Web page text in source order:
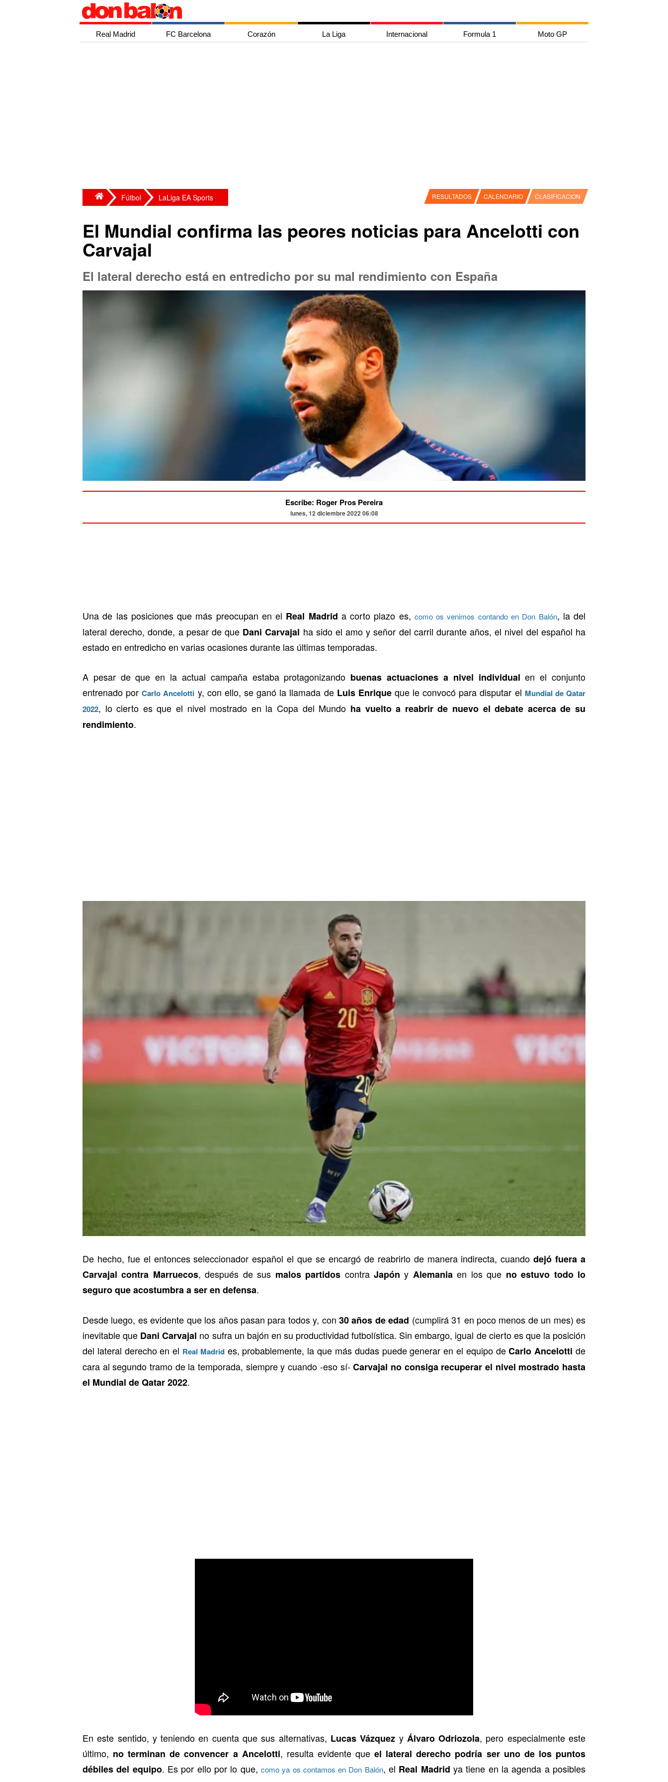
Real Madrid FC Barcelona Corazón La Liga Internacional Formula 1 Moto GP
Fútbol LaLiga EA Sports RESULTADOS CALENDARIO CLASIFICACION
El Mundial confirma las peores noticias para Ancelotti con
Carvajal
El lateral derecho está en entredicho por su mal rendimiento con España
Escribe: Roger Pros Pereira
lunes, 12 diciembre 2022 06:08
Una de las posiciones que más preocupan en el Real Madrid a corto plazo es, como os venimos contando en Don Balón, la del
lateral derecho, donde, a pesar de que Dani Carvajal ha sido el amo y señor del carril durante años, el nivel del español ha
estado en entredicho en varias ocasiones durante las últimas temporadas.
A pesar de que en la actual campaña estaba protagonizando buenas actuaciones a nivel individual en el conjunto
entrenado porCarlo Ancelotti y, con ello, se ganó la llamada de Luis Enriqueque le convocó para disputar el Mundial de Qatar
2022, lo cierto es que el nivel mostrado en la Copa del Mundo ha vuelto a reabrir de nuevo el debate acerca de su
rendimiento.
De hecho, fue el entonces seleccionador español el que se encargó de reabrirlo de manera indirecta, cuandodejó fuera a
Carvajal contra Marruecos, después de sus malos partidos contraJapón y Alemania en los que no estuvo todo lo
seguro que acostumbra a ser en defensa.
Desde luego, es evidente que los años pasan para todos y, con 30 años de edad (cumplirá 31 en poco menos de un mes) es
inevitable que Dani Carvajal no sufra un bajón en su productividad futbolística. Sin embargo, igual de cierto es que la posición
del lateral derecho en el Real Madrides, probablemente, la que más dudas puede generar en el equipo deCarlo Ancelotti de
cara al segundo tramo de la temporada, siempre y cuando -eso sí-Carvajal no consiga recuperar el nivel mostrado hasta
el Mundial de Qatar 2022.
En este sentido, y teniendo en cuenta que sus alternativas, Lucas Vázquez y Álvaro Odriozola, pero especialmente este
último, no terminan de convencer a Ancelotti, resulta evidente queel lateral derecho podría ser uno de los puntos
débiles del equipo. Es por ello por lo que, como ya os contamos en Don Balón, el Real Madrid ya tiene en la agenda a posibles